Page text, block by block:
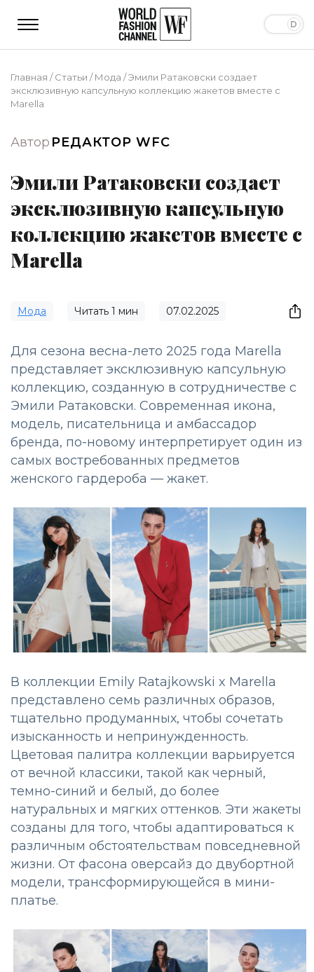
Главная /Статьи /Мода /Эмили Ратаковски создает
эксклюзивную капсульную коллекцию жакетов вместе с
Marella
Автор РЕДАКТОР WFC
Эмили Ратаковски создает
эксклюзивную капсульную
коллекцию жакетов вместе с
Marella
Мода Читать 1 мин 07.02.2025
Для сезона весна-лето 2025 года Marella
представляет эксклюзивную капсульную
коллекцию, созданную в сотрудничестве с
Эмили Ратаковски. Современная икона,
модель, писательница и амбассадор
бренда, по-новому интерпретирует один из
самых востребованных предметов
женского гардероба — жакет.
В коллекции Emily Ratajkowski x Marella
представлено семь различных образов,
тщательно продуманных, чтобы сочетать
изысканность и непринужденность.
Цветовая палитра коллекции варьируется
от вечной классики, такой как черный,
темно-синий и белый, до более
натуральных и мягких оттенков. Эти жакеты
созданы для того, чтобы адаптироваться к
различным обстоятельствам повседневной
жизни. От фасона оверсайз до двубортной
модели, трансформирующейся в мини-
платье.